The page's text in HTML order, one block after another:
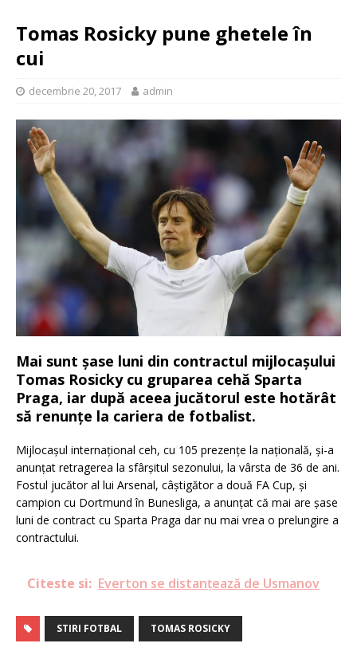
Tomas Rosicky pune ghetele în
cui
decembrie 20, 2017 admin
Mai sunt șase luni din contractul mijlocașului
Tomas Rosicky cu gruparea cehă Sparta
Praga, iar după aceea jucătorul este hotărât
să renunțe la cariera de fotbalist.
Mijlocașul internațional ceh, cu 105 prezențe la națională, și-a
anunțat retragerea la sfârșitul sezonului, la vârsta de 36 de ani.
Fostul jucător al lui Arsenal, câștigător a două FA Cup, și
campion cu Dortmund în Bunesliga, a anunțat că mai are șase
luni de contract cu Sparta Praga dar nu mai vrea o prelungire a
contractului.
Citeste si: Everton se distanțează de Usmanov
STIRI FOTBAL TOMAS ROSICKY